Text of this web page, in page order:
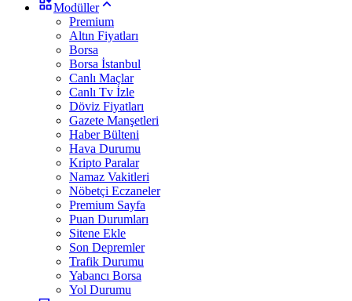
Modüller
Premium
Altın Fiyatları
Borsa
Borsa İstanbul
Canlı Maçlar
Canlı Tv İzle
Döviz Fiyatları
Gazete Manşetleri
Haber Bülteni
Hava Durumu
Kripto Paralar
Namaz Vakitleri
Nöbetçi Eczaneler
Premium Sayfa
Puan Durumları
Sitene Ekle
Son Depremler
Trafik Durumu
Yabancı Borsa
Yol Durumu